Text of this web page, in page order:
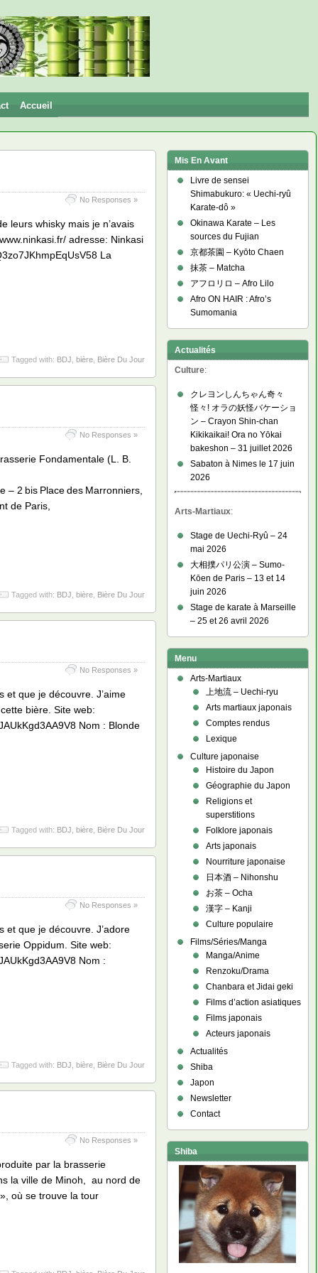
Accueil
No Responses »
leurs whisky mais je n’avais
adresse: Ninkasi
La
Tagged with: BDJ bière, Bière Du Jour
No Responses »
Fondamentale (L. B.
– 2 bis Place des Marronniers,
de Paris,
Tagged with: BDJ bière, Bière Du Jour
No Responses »
et que je découvre. J’aime
bière. Site web:
Nom : Blonde
Tagged with: BDJ bière, Bière Du Jour
No Responses »
et que je découvre. J’adore
Oppidum. Site web:
Nom :
Tagged with: BDJ bière, Bière Du Jour
No Responses »
par la brasserie
la ville de Minoh, au nord de
où se trouve la tour
Mis En Avant
Livre de sensei
Shimabukuro: « Uechi-ryû
Karate-dô »
Okinawa Karate – Les
sources du Fujian
京都茶園 – Kyōto Chaen
抹茶 – Matcha
アフロリロ – Afro Lilo
Afro ON HAIR : Afro’s
Sumomania
Actualités
Culture:
クレヨンしんちゃん奇々
怪々! オラの妖怪バケーショ
ン – Crayon Shin-chan
Kikikaikai! Ora no Yōkai
bakeshon – 31 juillet 2026
Sabaton à Nimes le 17 juin
2026
Arts-Martiaux:
Stage de Uechi-Ryû – 24
mai 2026
大相撲パリ公演 – Sumo-
Kōen de Paris – 13 et 14
juin 2026
Stage de karate à Marseille
– 25 et 26 avril 2026
Menu
Arts-Martiaux
上地流 – Uechi-ryu
Arts martiaux japonais
Comptes rendus
Lexique
Culture japonaise
Histoire du Japon
Géographie du Japon
Religions et
superstitions
Folklore japonais
Arts japonais
Nourriture japonaise
日本酒 – Nihonshu
お茶 – Ocha
漢字 – Kanji
Culture populaire
Films/Séries/Manga
Manga/Anime
Renzoku/Drama
Chanbara et Jidai geki
Films d’action asiatiques
Films japonais
Acteurs japonais
Actualités
Shiba
Japon
Newsletter
Contact
Shiba